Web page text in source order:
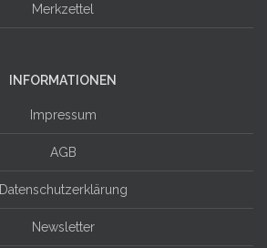
Merkzettel
INFORMATIONEN
Impressum
AGB
Datenschutzerklärung
Newsletter